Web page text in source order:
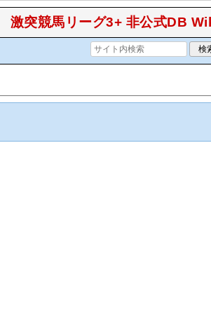
激突競馬リーグ3+ 非公式DB